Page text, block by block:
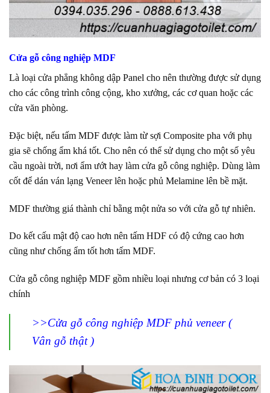
Cửa gỗ công nghiệp MDF
Là loại cửa phẳng không dập Panel cho nên thường được sử dụng
cho các công trình công cộng, kho xưởng, các cơ quan hoặc các
cửa văn phòng.
Đặc biệt, nếu tấm MDF được làm từ sợi Composite pha với phụ
gia sẽ chống ẩm khá tốt. Cho nên có thể sử dụng cho một số yêu
cầu ngoài trời, nơi ẩm ướt hay làm cửa gỗ công nghiệp. Dùng làm
cốt để dán ván lạng Veneer lên hoặc phủ Melamine lên bề mặt.
MDF thường giá thành chỉ bằng một nửa so với cửa gỗ tự nhiên.
Do kết cấu mật độ cao hơn nên tấm HDF có độ cứng cao hơn
cũng như chống ẩm tốt hơn tấm MDF.
Cửa gỗ công nghiệp MDF gồm nhiều loại nhưng cơ bản có 3 loại
chính
>>Cửa gỗ công nghiệp MDF phủ veneer (
Vân gỗ thật )